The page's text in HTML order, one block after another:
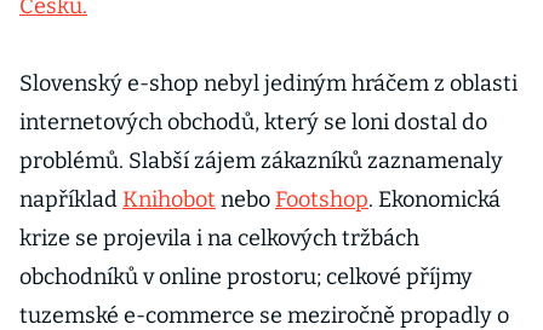
Česku.
Slovenský e-shop nebyl jediným hráčem z oblasti
internetových obchodů, který se loni dostal do
problémů. Slabší zájem zákazníků zaznamenaly
například Knihobot nebo Footshop. Ekonomická
krize se projevila i na celkových tržbách
obchodníků v online prostoru; celkové příjmy
tuzemské e-commerce se meziročně propadly o